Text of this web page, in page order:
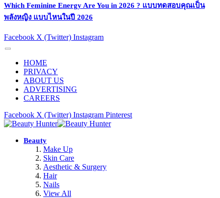
Which Feminine Energy Are You in 2026 ? แบบทดสอบคุณเป็น
พลังหญิง แบบไหนในปี 2026
Facebook X (Twitter) Instagram
HOME
PRIVACY
ABOUT US
ADVERTISING
CAREERS
Facebook X (Twitter) Instagram Pinterest
Beauty
Make Up
Skin Care
Aesthetic & Surgery
Hair
Nails
View All